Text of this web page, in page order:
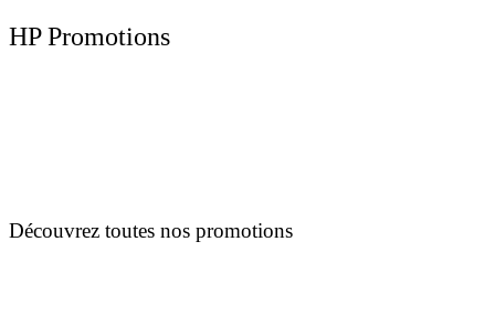
HP Promotions
Découvrez toutes nos promotions